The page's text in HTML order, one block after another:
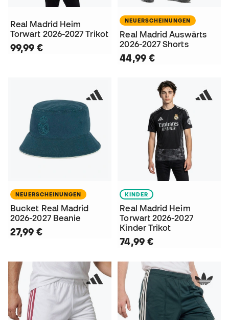
Real Madrid Heim
Torwart 2026-2027 Trikot
99,99 €
NEUERSCHEINUNGEN
Real Madrid Auswärts
2026-2027 Shorts
44,99 €
NEUERSCHEINUNGEN
Bucket Real Madrid
2026-2027 Beanie
27,99 €
KINDER
Real Madrid Heim
Torwart 2026-2027
Kinder Trikot
74,99 €